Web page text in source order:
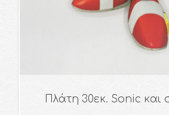
Πλάτη 30εκ. Sonic και